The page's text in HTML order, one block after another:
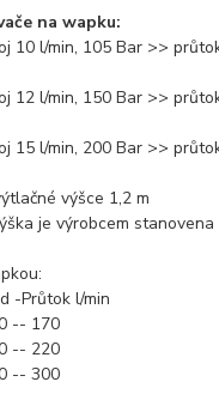
na wapku:
10 l/min, 105 Bar >>
12 l/min, 150 Bar >>
15 l/min, 200 Bar >>
výšce 1,2 m
je výrobcem stanovena
-Průtok l/min
-- 170
-- 220
-- 300